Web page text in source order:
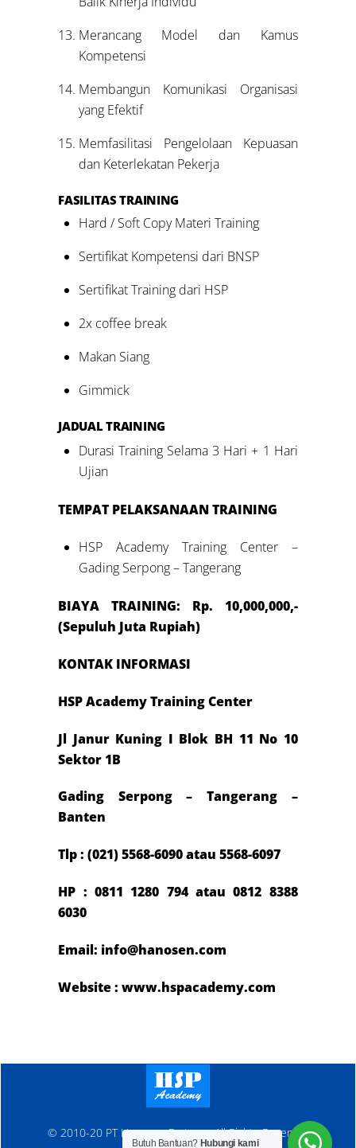
Merancang Model dan Kamus
Kompetensi
Membangun Komunikasi Organisasi
yang Efektif
Memfasilitasi Pengelolaan Kepuasan
dan Keterlekatan Pekerja
FASILITASTRAINING
Hard / Soft Copy Materi Training
Sertifikat Kompetensi dari BNSP
Sertifikat Training dari HSP
2x coffee break
Makan Siang
Gimmick
JADUAL TRAINING
Durasi Training Selama 3 Hari + 1 Hari
Ujian
TEMPAT PELAKSANAAN TRAINING
HSP Academy Training Center –
Gading Serpong – Tangerang
BIAYA TRAINING: Rp. 10,000,000,-
(Sepuluh Juta Rupiah)
KONTAK INFORMASI
HSP Academy Training Center
Jl Janur Kuning I Blok BH 11 No 10
Sektor 1B
Gading Serpong – Tangerang –
Banten
Tlp : (021) 5568-6090 atau 5568-6097
HP : 0811 1280 794 atau 0812 8388
6030
Email: info@hanosen.com
Website : www.hspacademy.com
© 2010-20 PT Hanosen Pratama. All Rights Reserved
Butuh Bantuan? Hubungi kami